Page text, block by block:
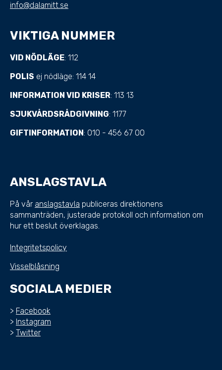
info@dalamitt.se
VIKTIGA NUMMER
VID NÖDLÄGE: 112
POLIS ej nödläge: 114 14
INFORMATION VID KRISER: 113 13
SJUKVÅRDSRÅDGIVNING: 1177
GIFTINFORMATION: 010 - 456 67 00
ANSLAGSTAVLA
På vår anslagstavla publiceras direktionens
sammanträden, justerade protokoll och information om
hur ett beslut överklagas.
Integritetspolicy
Visselblåsning
SOCIALA MEDIER
> Facebook
> Instagram
> Twitter